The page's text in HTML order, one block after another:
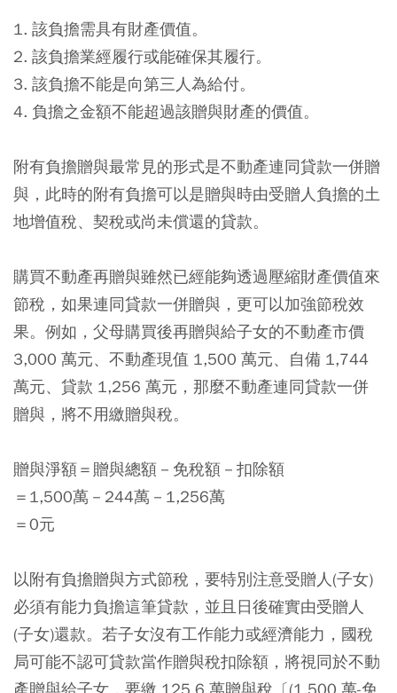
1. 該負擔需具有財產價值。
2. 該負擔業經履行或能確保其履行。
3. 該負擔不能是向第三人為給付。
4. 負擔之金額不能超過該贈與財產的價值。
附有負擔贈與最常見的形式是不動產連同貸款一併贈
與，此時的附有負擔可以是贈與時由受贈人負擔的土
地增值稅、契稅或尚未償還的貸款。
購買不動產再贈與雖然已經能夠透過壓縮財產價值來
節稅，如果連同貸款一併贈與，更可以加強節稅效
果。例如，父母購買後再贈與給子女的不動產市價
3,000 萬元、不動產現值 1,500 萬元、自備 1,744
萬元、貸款 1,256 萬元，那麼不動產連同貸款一併
贈與，將不用繳贈與稅。
贈與淨額＝贈與總額－免稅額－扣除額
＝1,500萬－244萬－1,256萬
＝0元
以附有負擔贈與方式節稅，要特別注意受贈人(子女)
必須有能力負擔這筆貸款，並且日後確實由受贈人
(子女)還款。若子女沒有工作能力或經濟能力，國稅
局可能不認可貸款當作贈與稅扣除額，將視同於不動